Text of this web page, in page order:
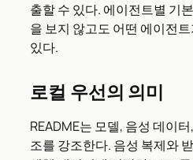
출할 수 있다. 에이전트별 기
을 보지 않고도 어떤 에이전
있다.
로컬 우선의 의미
README는 모델, 음성 데이
조를 강조한다. 음성 복제와